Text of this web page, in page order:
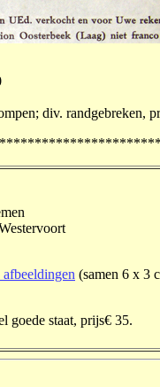
div. randgebreken,
afbeeldingen (samen 6 x 3
goede staat, prijs€ 35.